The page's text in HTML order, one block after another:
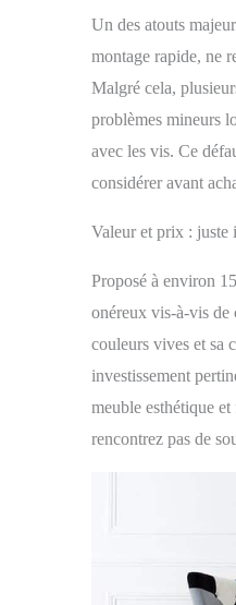
Un des atouts
montage rapide, ne
Malgré cela,
problèmes mineurs
avec les vis. Ce
considérer avant
Valeur et prix : juste
Proposé à environ
onéreux vis-à-vis de
couleurs vives et sa
investissement
meuble esthétique
rencontrez pas de